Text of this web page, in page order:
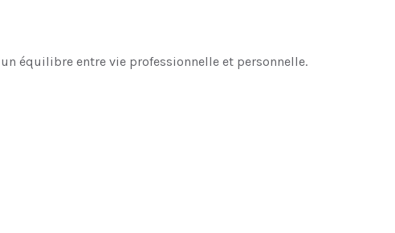
équilibre entre vie professionnelle et personnelle.